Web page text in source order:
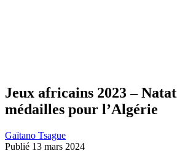
Jeux africains 2023 –
médailles pour l’Algérie
Gaïtano Tsague
Publié 13 mars 2024